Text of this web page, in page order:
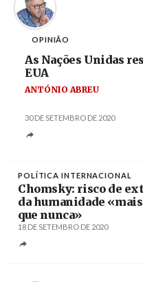
OPINIÃO
As Nações Unidas
EUA
ANTÓNIO ABREU
30 DE SETEMBRO DE 2020
POLÍTICA INTERNACIONAL
Chomsky: risco de
da humanidade
que nunca»
18 DE SETEMBRO DE 2020